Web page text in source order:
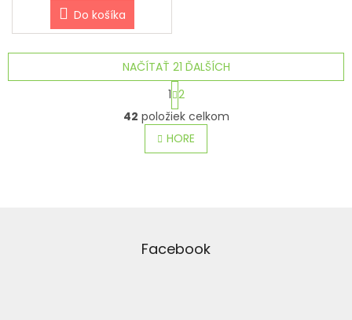
Do košíka
O
v
l
á
p
r
NAČÍTAŤ 21 ĎALŠÍCH
S
t
r
á
n
k
1 2
42 položiek celkom
HORE
Facebook